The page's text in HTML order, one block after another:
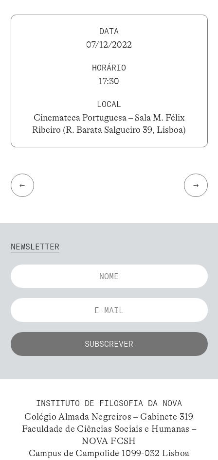
DATA
07/12/2022
HORÁRIO
17:30
LOCAL
Cinemateca Portuguesa – Sala M. Félix
Ribeiro (R. Barata Salgueiro 39, Lisboa)
← →
NEWSLETTER
INSTITUTO DE FILOSOFIA DA NOVA
Colégio Almada Negreiros – Gabinete 319
Faculdade de Ciências Sociais e Humanas –
NOVA FCSH
Campus de Campolide 1099-032 Lisboa